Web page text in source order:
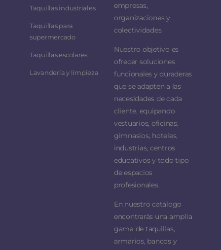
Taquillas industriales
Taquillas para
supermercado
Taquillas escolares
Lavandería y limpieza
empresas,
organizaciones y
colectividades.
Nuestro objetivo es
ofrecer soluciones
funcionales y duraderas
que se adapten a las
necesidades de cada
cliente, equipando
vestuarios, oficinas,
gimnasios, hoteles,
industrias, centros
educativos y todo tipo
de espacios
profesionales.
En nuestro catálogo
encontrarás una amplia
gama de taquillas,
armarios, bancos y